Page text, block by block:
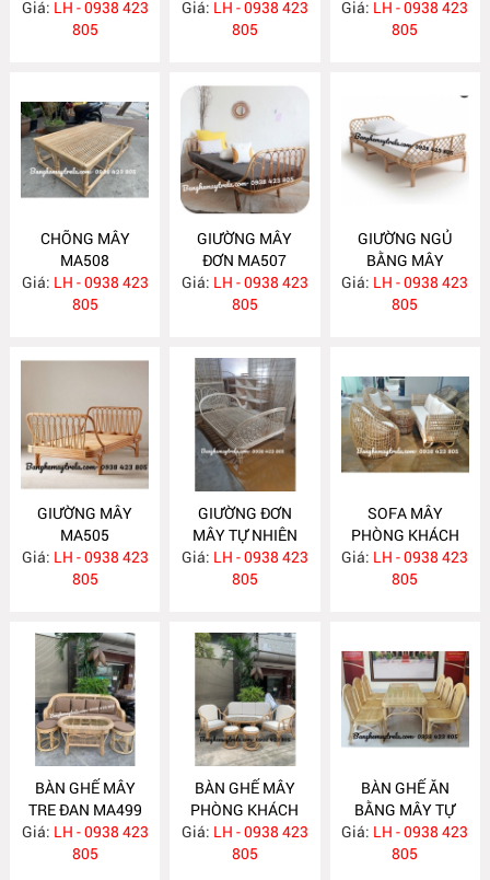
MA511
Giá: LH - 0938 423
805
NHIÊN MA510
Giá: LH - 0938 423
805
Giá: LH - 0938 423
805
CHÕNG MÂY
MA508
Giá: LH - 0938 423
805
GIƯỜNG MÂY
ĐƠN MA507
Giá: LH - 0938 423
805
GIƯỜNG NGỦ
BẰNG MÂY
MA506
Giá: LH - 0938 423
805
GIƯỜNG MÂY
MA505
Giá: LH - 0938 423
805
GIƯỜNG ĐƠN
MÂY TỰ NHIÊN
MA504
Giá: LH - 0938 423
805
SOFA MÂY
PHÒNG KHÁCH
KIỂU HIỆN ĐẠI
MA502
Giá: LH - 0938 423
805
BÀN GHẾ MÂY
TRE ĐAN MA499
Giá: LH - 0938 423
805
BÀN GHẾ MÂY
PHÒNG KHÁCH
KIỂU HIỆN ĐẠI
MA493
Giá: LH - 0938 423
805
BÀN GHẾ ĂN
BẰNG MÂY TỰ
NHIÊN MA492
Giá: LH - 0938 423
805